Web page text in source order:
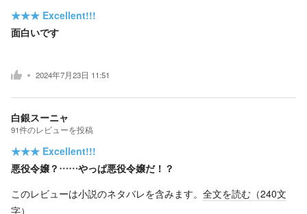
★★★ Excellent!!!
面白いです
2024年7月23日 11:51
白銀スーニャ
91件のレビューを投稿
★★★ Excellent!!!
悪役令嬢？……やっぱ悪役令嬢だ！？
このレビューは小説のネタバレを含みます。 全文を読む（240文
字）